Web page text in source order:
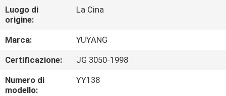
MOSTRA
VR
CIRCA
NOI
Luogo di
origine:
La Cina
Marca:
YUYANG
Certificazione:
JG 3050-1998
Numero di
modello:
YY138